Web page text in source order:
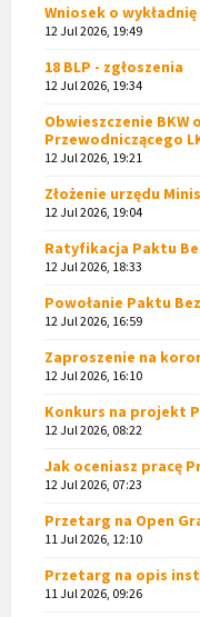
Wniosek o
12 Jul 2026, 19:49
18 BLP - zgłoszenia
12 Jul 2026, 19:34
Obwieszczenie
Przewodniczącego
12 Jul 2026, 19:21
Złożenie urzędu
12 Jul 2026, 19:04
Ratyfikacja Paktu
12 Jul 2026, 18:33
Powołanie Paktu
12 Jul 2026, 16:59
Zaproszenie na
12 Jul 2026, 16:10
Konkurs na projekt
12 Jul 2026, 08:22
Jak oceniasz pracę
12 Jul 2026, 07:23
Przetarg na Open
11 Jul 2026, 12:10
Przetarg na opis
11 Jul 2026, 09:26